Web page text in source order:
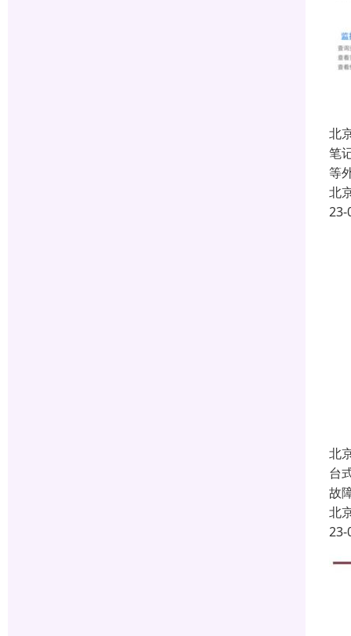
北
笔
等
北
23-
北
台
故
北
23-